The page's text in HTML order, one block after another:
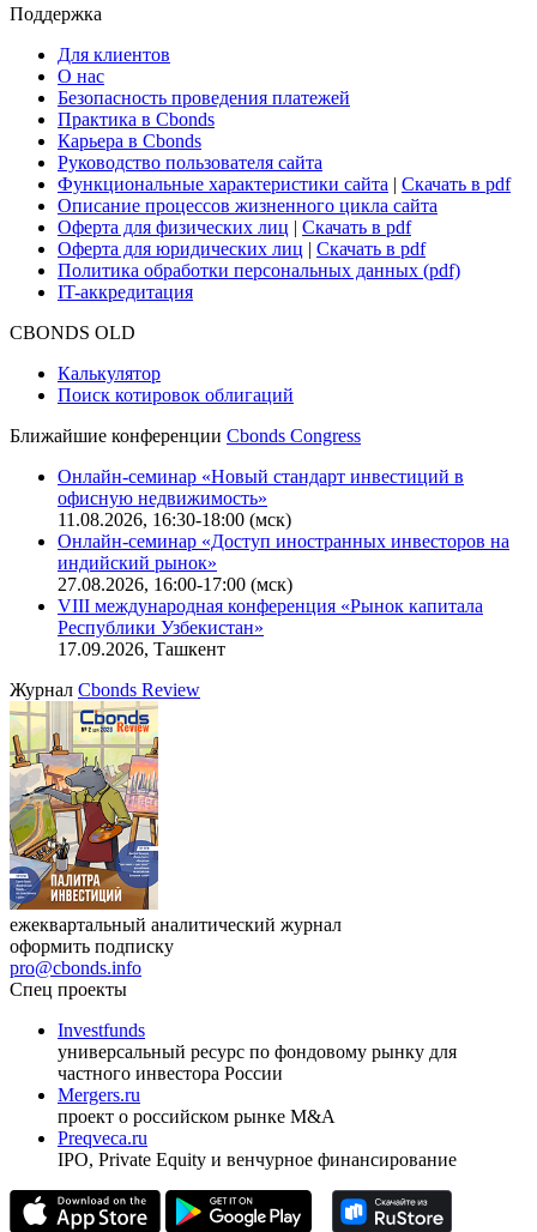
Сбондс-ТВ
Глоссарий
Поддержка
Для клиентов
О нас
Безопасность проведения платежей
Практика в Cbonds
Карьера в Cbonds
Руководство пользователя сайта
Функциональные характеристики сайта|Скачать в pdf
Описание процессов жизненного цикла сайта
Оферта для юридических лиц
IT-аккредитация
Поиск котировок облигаций
Ближайшие конференцииCbonds Congress
Онлайн-семинар «Новый стандарт инвестиций в
офисную недвижимость»
11.08.2026, 16:30-18:00 (мск)
Онлайн-семинар «Доступ иностранных инвесторов на
индийский рынок»
VIII международная конференция «Рынок капитала
Республики Узбекистан»
17.09.2026, Ташкент
ЖурналCbonds Review
оформить подписку
pro@cbonds.info
Спец проекты
Investfunds
универсальный ресурс по фондовому рынку для
частного инвестора России
проект о российском рынке M&A
Preqveca.ru